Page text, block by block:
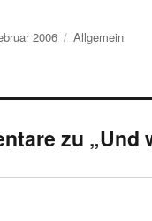
2006 Kategorien
Allgemein
zu „Und